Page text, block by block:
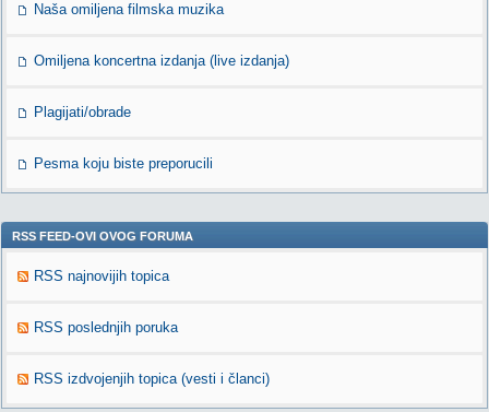
Naša omiljena filmska muzika
Omiljena koncertna izdanja (live izdanja)
Plagijati/obrade
Pesma koju biste preporucili
RSS FEED-OVI OVOG FORUMA
RSS najnovijih topica
RSS poslednjih poruka
RSS izdvojenjih topica (vesti i članci)